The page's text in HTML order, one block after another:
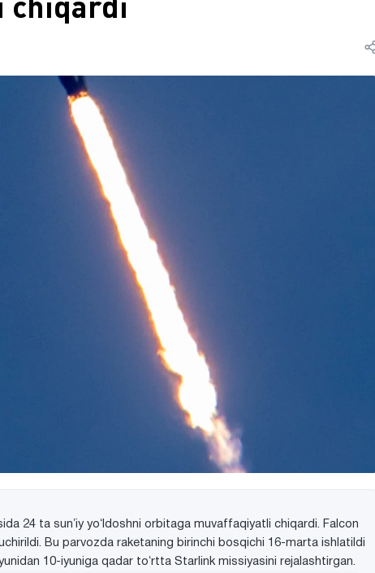
24 ta sunʼiy yoʻldoshni orbitaga muvaffaqiyatli chiqardi. Falcon
Bu parvozda raketaning birinchi bosqichi 16-marta ishlatildi
10-iyuniga qadar toʻrtta Starlink missiyasini rejalashtirgan.